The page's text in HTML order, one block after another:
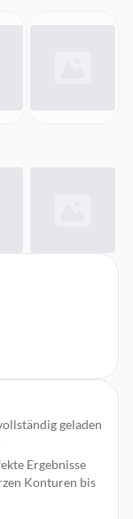
geladen
Ergebnisse
Konturen bis